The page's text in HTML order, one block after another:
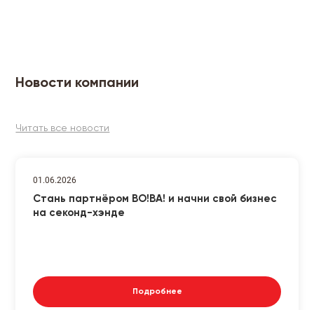
Новости компании
Читать все новости
01.06.2026
Стань партнёром ВО!ВА! и начни свой бизнес
на секонд-хэнде
Подробнее